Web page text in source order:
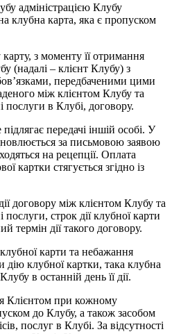
адміністрацією Клубу
клубна карта, яка є пропуском
з моменту її отримання
(надалі – клієнт Клубу) з
передбаченими цими
між клієнтом Клубу та
послуги в Клубі, договору.
передачі іншій особі. У
за письмовою заявою
на рецепції. Оплата
картки стягується згідно із
договору між клієнтом Клубу та
послуги, строк дії клубної карти
термін дії такого договору.
клубної карти та небажання
дію клубної картки, така клубна
в останній день її дії.
Клієнтом при кожному
до Клубу, а також засобом
послуг в Клубі. За відсутності